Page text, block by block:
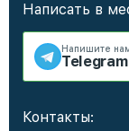
Написать в
Напишите
Telegram
Контакты: